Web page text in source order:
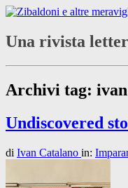
Una rivista
Archivi tag:
Undiscovered
di Ivan Catalano in: